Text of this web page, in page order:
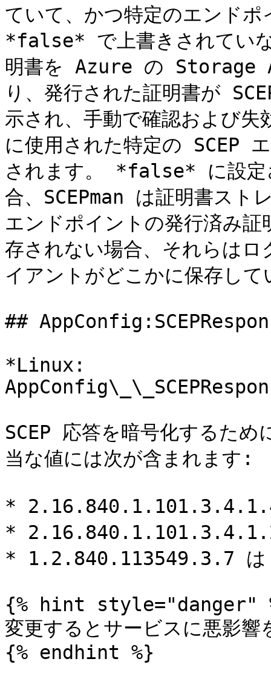
ていて、かつ特定のエンド
*false* で上書きされていな
明書を Azure の Storage
り、発行された証明書が
示され、手動で確認および失
に使用された特定の SCEP
されます。 *false* に設定
合、SCEPman は証明書スト
エンドポイントの発行済み
存されない場合、それらは
イアントがどこかに保存し
##
*Linux:
SCEP 応答を暗号化するた
当な値には次が含まれます:
*
* 2.16.840.1.101.3.4.1.2
* 1.2.840.113549.3.7
{% hint style="danger"
変更するとサービスに悪影
{% endhint %}